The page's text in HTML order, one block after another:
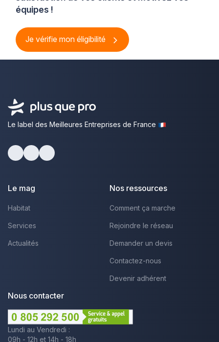
équipes !
Je vérifie mon éligibilité
Le label des Meilleures Entreprises de France
Le mag
Habitat
Services
Actualités
Nos ressources
Comment ça marche
Rejoindre le réseau
Demander un devis
Contactez-nous
Devenir adhérent
Nous contacter
Lundi au Vendredi :
09h - 12h et 14h - 18h